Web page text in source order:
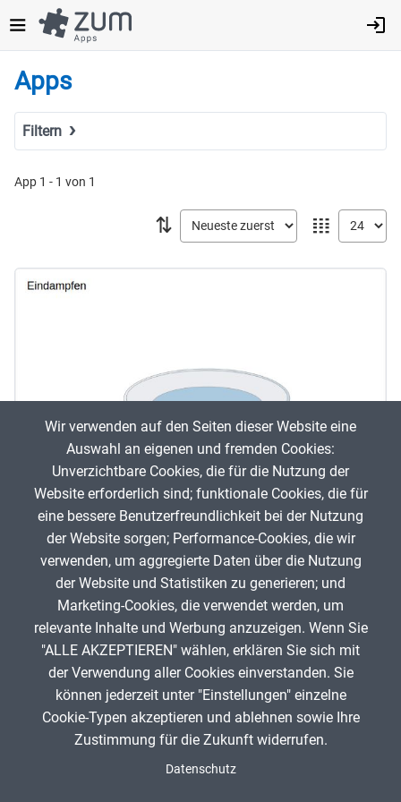
zum
Inhalt
Apps
Filtern
Fach
Geistes- & Sozialwissenschaften
Musische Fächer & Sport
Sonstiges
Schulstufe
Typ
Featured Apps
App 1 - 1 von 1
𝍖
⇅
Eindampfen
arbeitsding
ANZEIGE
Spenden
Impressum
Wir verwenden auf den Seiten dieser Website eine
Auswahl an eigenen und fremden Cookies:
Unverzichtbare Cookies, die für die Nutzung der
Website erforderlich sind; funktionale Cookies, die für
eine bessere Benutzerfreundlichkeit bei der Nutzung
der Website sorgen; Performance-Cookies, die wir
verwenden, um aggregierte Daten über die Nutzung
der Website und Statistiken zu generieren; und
Marketing-Cookies, die verwendet werden, um
relevante Inhalte und Werbung anzuzeigen. Wenn Sie
"ALLE AKZEPTIEREN" wählen, erklären Sie sich mit
der Verwendung aller Cookies einverstanden. Sie
können jederzeit unter "Einstellungen" einzelne
Cookie-Typen akzeptieren und ablehnen sowie Ihre
Zustimmung für die Zukunft widerrufen.
Datenschutz